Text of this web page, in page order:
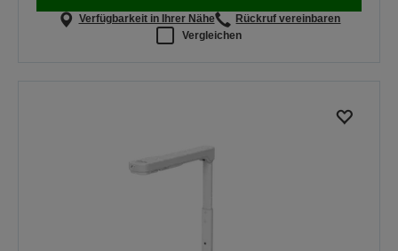
Verfügbarkeit in Ihrer Nähe
Rückruf vereinbaren
Vergleichen